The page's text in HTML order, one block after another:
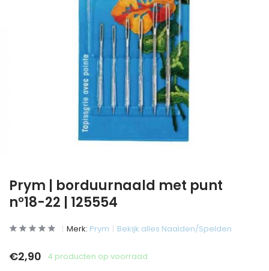
Prym | borduurnaald met punt
n°18-22 | 125554
Merk: Prym Bekijk alles Naalden/Spelden
€2,90 4 producten op voorraad